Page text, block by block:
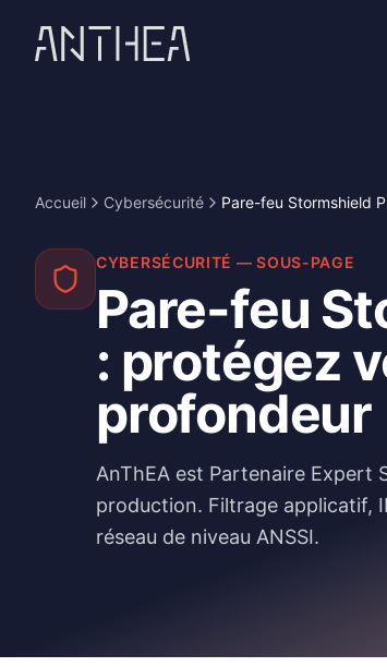
Accueil Cybersécurité Pare-feu Stormshield
CYBERSÉCURITÉ — SOUS-PAGE
Pare-feu
: protégez
profondeur
AnThEA est Partenaire Expert
production. Filtrage applicatif,
réseau de niveau ANSSI.